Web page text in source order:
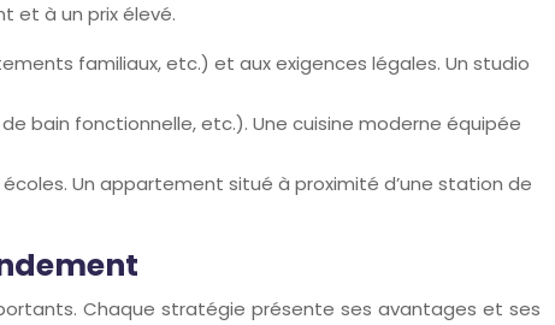
et à un prix élevé.
familiaux, etc.) et aux exigences légales. Un studio
bain fonctionnelle, etc.). Une cuisine moderne équipée
Un appartement situé à proximité d’une station de
Chaque stratégie présente ses avantages et ses